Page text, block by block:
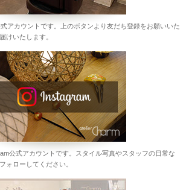
アカウントです。上のボタンより友だち登録をお願いいた
けいたします。
公式アカウントです。スタイル写真やスタッフの日常な
ォローしてください。